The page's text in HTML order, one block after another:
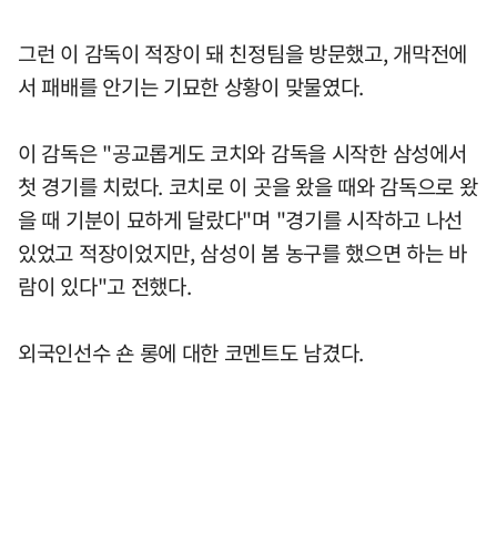
그런 이 감독이 적장이 돼 친정팀을 방문했고, 개막전에
서 패배를 안기는 기묘한 상황이 맞물였다.
이 감독은 "공교롭게도 코치와 감독을 시작한 삼성에서
첫 경기를 치렀다. 코치로 이 곳을 왔을 때와 감독으로 왔
을 때 기분이 묘하게 달랐다"며 "경기를 시작하고 나선
있었고 적장이었지만, 삼성이 봄 농구를 했으면 하는 바
람이 있다"고 전했다.
외국인선수 숀 롱에 대한 코멘트도 남겼다.